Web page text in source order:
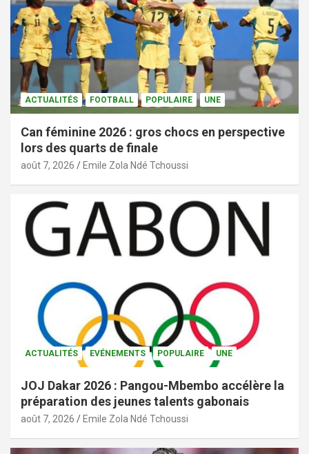
ACTUALITÉS FOOTBALL POPULAIRE UNE
Can féminine 2026 : gros chocs en perspective
lors des quarts de finale
août 7, 2026 Emile Zola Ndé Tchoussi
ACTUALITÉS EVÉNEMENTS POPULAIRE UNE
JOJ Dakar 2026 : Pangou-Mbembo accélère la
préparation des jeunes talents gabonais
août 7, 2026 Emile Zola Ndé Tchoussi